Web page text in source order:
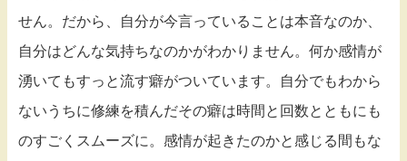
せん。だから、自分が今言っていることは本音なのか、
自分はどんな気持ちなのかがわかりません。何か感情が
湧いてもすっと流す癖がついています。自分でもわから
ないうちに修練を積んだその癖は時間と回数とともにも
のすごくスムーズに。感情が起きたのかと感じる間もな